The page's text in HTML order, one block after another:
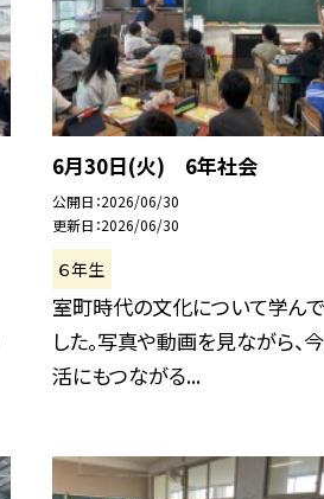
6月30日(火) 6年社会
公開日 2026/06/30
更新日 2026/06/30
６年生
室町時代の文化について学ん
した。写真や動画を見ながら、
活にもつながる...